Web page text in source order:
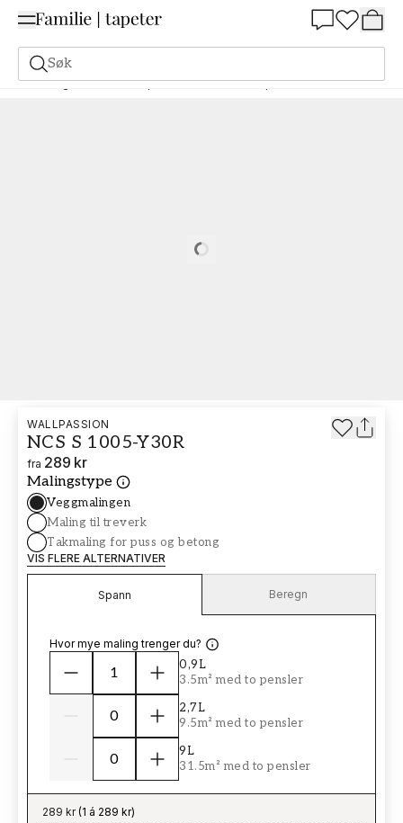
Søk
Maling Bestill basert på NCS Bestill basert på NCS 1005-Y30R
WALLPASSION
NCS S 1005-Y30R
fra 289 kr
Malingstype
Veggmalingen
Maling til treverk
Takmaling for puss og betong
VIS FLERE ALTERNATIVER
Spann Beregn
Hvor mye maling trenger du?
0,9L
3.5m² med to pensler
2,7L
9.5m² med to pensler
9L
31.5m² med to pensler
289 kr(1 á 289 kr)